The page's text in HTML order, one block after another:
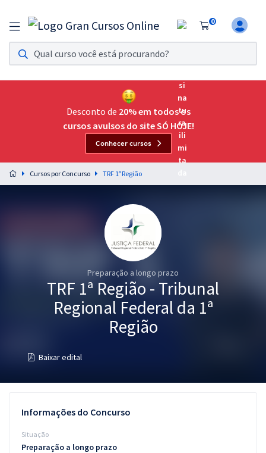
0
Assinatura Ilimitada 11
Acesso a todos os cursos. Teste grátis por 7 dias!
Assinatura OAB Até Passar
Acesso ilimitado a toda preparação para o Exame da
Preparação completa e intensiva para as principais
residências em saúde do Brasil
Graduação
Mentorias
Conteúdo gratuito
Blog
Desconto de 20% em todos os
cursos avulsos do site SÓ HOJE!
Conhecer cursos
Cursos por Concurso TRF 1ª Região
Preparação a longo prazo
TRF 1ª Região - Tribunal
Regional Federal da 1ª
Região
Baixar edital
Informações do Concurso
Situação
Preparação a longo prazo